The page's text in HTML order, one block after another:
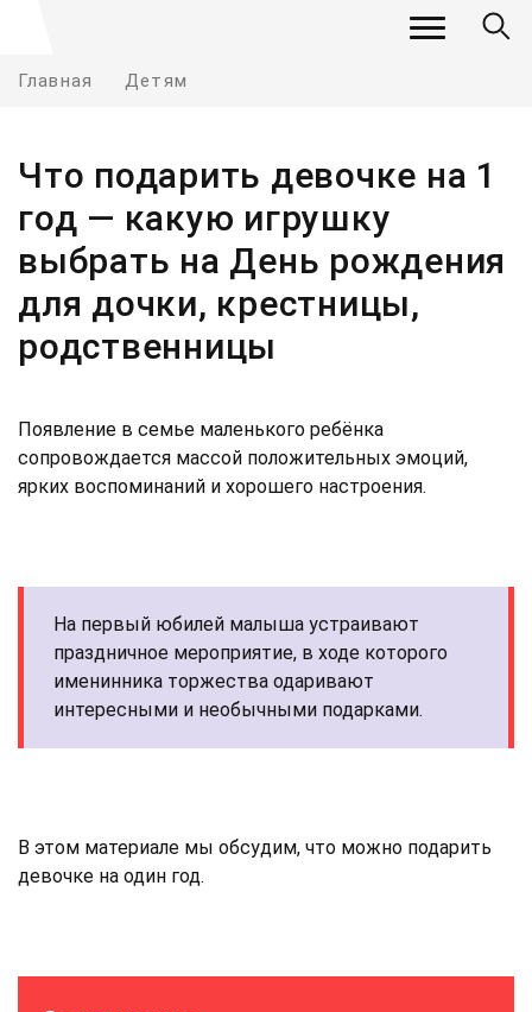
Главная Детям
Что подарить девочке на 1
год — какую игрушку
выбрать на День рождения
для дочки, крестницы,
родственницы
Появление в семье маленького ребёнка
сопровождается массой положительных эмоций,
ярких воспоминаний и хорошего настроения.
На первый юбилей малыша устраивают
праздничное мероприятие, в ходе которого
именинника торжества одаривают
интересными и необычными подарками.
В этом материале мы обсудим, что можно подарить
девочке на один год.